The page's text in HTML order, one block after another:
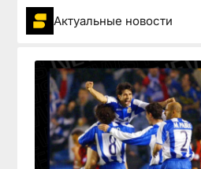
Актуальные новости